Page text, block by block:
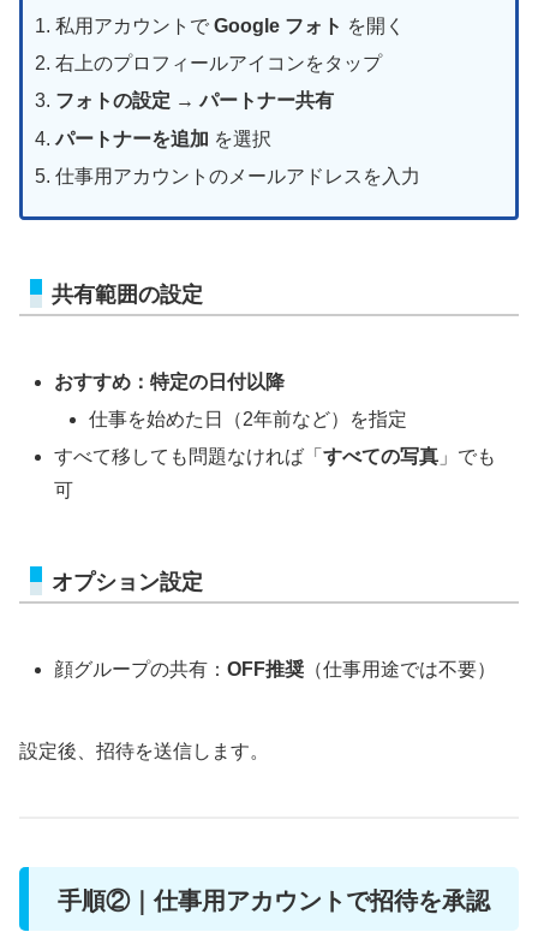
私用アカウントでGoogle フォト を開く
右上のプロフィールアイコンをタップ
フォトの設定 →パートナー共有
パートナーを追加 を選択
仕事用アカウントのメールアドレスを入力
共有範囲の設定
おすすめ：特定の日付以降
仕事を始めた日（2年前など）を指定
すべて移しても問題なければ「すべての写真 」でも
可
オプション設定
顔グループの共有：OFF推奨 （仕事用途では不要）
設定後、招待を送信します。
手順②｜仕事用アカウントで招待を承認